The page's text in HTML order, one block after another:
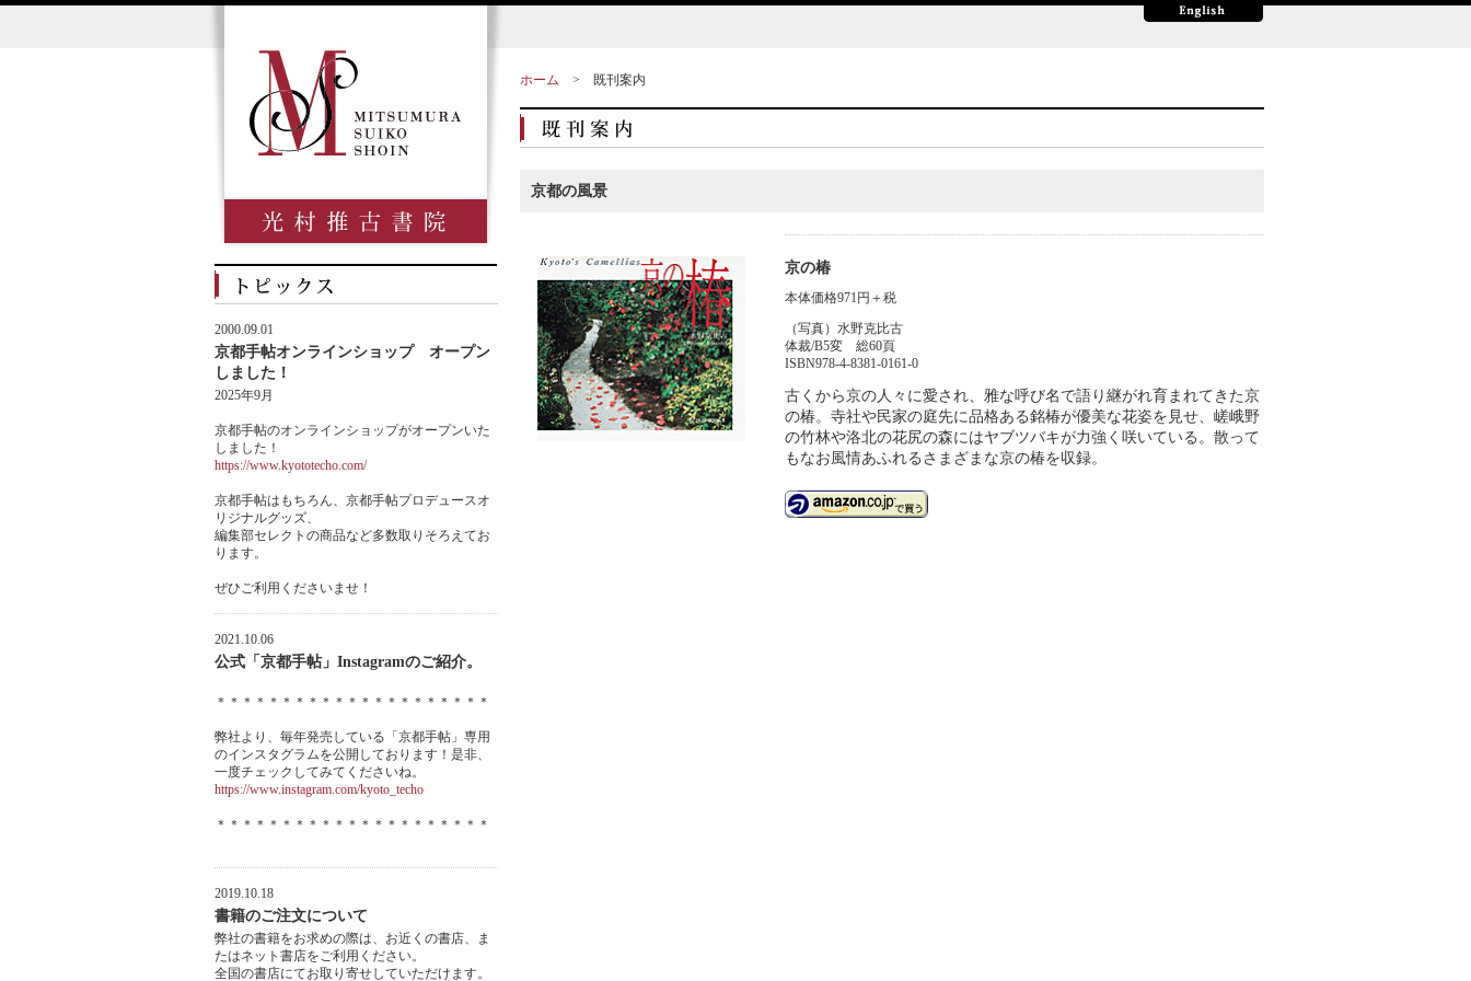
ホーム > 既刊案内
京都の風景
京の椿
本体価格971円＋税
（写真）水野克比古
体裁/B5変 総60頁
ISBN978-4-8381-0161-0
古くから京の人々に愛され、雅な呼び名で語り継がれ育まれてきた京
の椿。寺社や民家の庭先に品格ある銘椿が優美な花姿を見せ、嵯峨野
の竹林や洛北の花尻の森にはヤブツバキが力強く咲いている。散って
もなお風情あふれるさまざまな京の椿を収録。
2000.09.01
京都手帖オンラインショップ オープン
しました！
2025年9月
京都手帖のオンラインショップがオープンいた
しました！
https://www.kyototecho.com/
京都手帖はもちろん、京都手帖プロデュースオ
リジナルグッズ、
編集部セレクトの商品など多数取りそろえてお
ります。
ぜひご利用くださいませ！
2021.10.06
公式「京都手帖」Instagramのご紹介。
＊＊＊＊＊＊＊＊＊＊＊＊＊＊＊＊＊＊＊＊＊
弊社より、毎年発売している「京都手帖」専用
のインスタグラムを公開しております！是非、
一度チェックしてみてくださいね。
https://www.instagram.com/kyoto_techo
＊＊＊＊＊＊＊＊＊＊＊＊＊＊＊＊＊＊＊＊＊
2019.10.18
書籍のご注文について
弊社の書籍をお求めの際は、お近くの書店、ま
たはネット書店をご利用ください。
全国の書店にてお取り寄せしていただけます。